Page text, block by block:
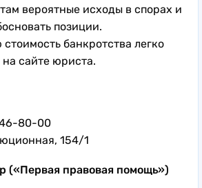
вероятные исходы в спорах и
позиции.
банкротства легко
сайте юриста.
80-00
154/1
(«Первая правовая помощь»)